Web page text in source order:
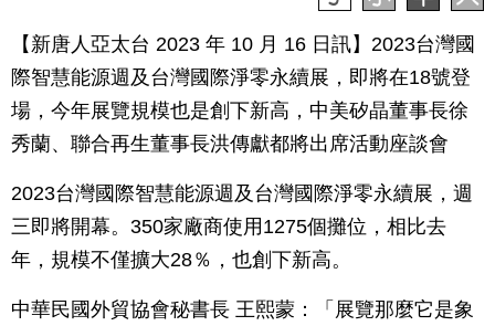
【新唐人亞太台 2023 年 10 月 16 日訊】2023台灣國
際智慧能源週及台灣國際淨零永續展，即將在18號登
場，今年展覽規模也是創下新高，中美矽晶董事長徐
秀蘭、聯合再生董事長洪傳獻都將出席活動座談會
2023台灣國際智慧能源週及台灣國際淨零永續展，週
三即將開幕。350家廠商使用1275個攤位，相比去
年，規模不僅擴大28％，也創下新高。
中華民國外貿協會秘書長 王熙蒙：「展覽那麼它是象